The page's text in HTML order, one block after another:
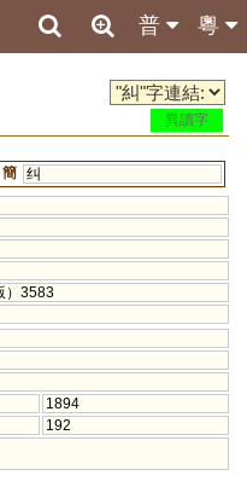
粵
普
異讀字
簡 纠
）3583
1894
192